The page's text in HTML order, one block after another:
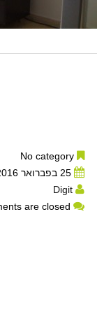
25 בפברואר 2016
Digit
are closed